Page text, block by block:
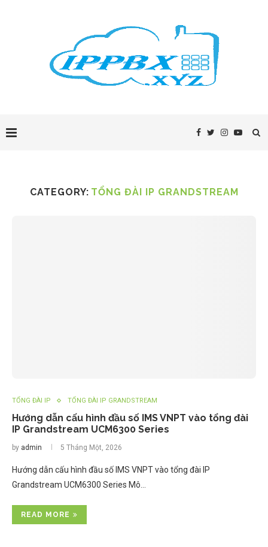
CATEGORY: TỔNG ĐÀI IP GRANDSTREAM
TỔNG ĐÀI IP TỔNG ĐÀI IP GRANDSTREAM
Hướng dẫn cấu hình đầu số IMS VNPT vào tổng đài
IP Grandstream UCM6300 Series
by admin 5 Tháng Một, 2026
Hướng dẫn cấu hình đầu số IMS VNPT vào tổng đài IP
Grandstream UCM6300 Series Mô…
READ MORE